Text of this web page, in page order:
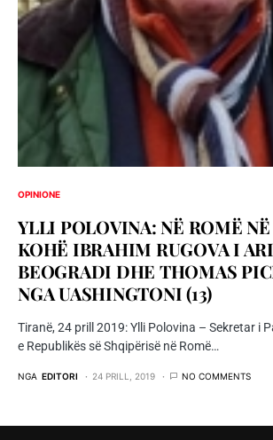
OPINIONE
YLLI POLOVINA: NË ROMË NË
KOHË IBRAHIM RUGOVA I
BEOGRADI DHE THOMAS
NGA UASHINGTONI (13)
Tiranë, 24 prill 2019: Ylli Polovina – Sekretar i
e Republikës së Shqipërisë në Romë…
NGA EDITORI 24 PRILL, 2019 NO COMMENTS